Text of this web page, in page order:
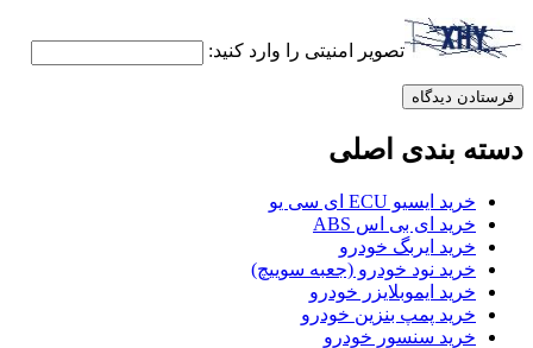
تصویر امنیتی را وارد کنید:
دسته بندی اصلی
خرید ایسیو ECU ای سی یو
خرید ای بی اس ABS
خرید ایربگ خودرو
خرید نود خودرو (جعبه سوییچ)
خرید ایموبلایزر خودرو
خرید پمپ بنزین خودرو
خرید سنسور خودرو